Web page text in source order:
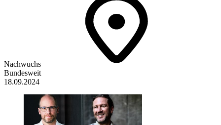
Nachwuchs
Bundesweit
18.09.2024